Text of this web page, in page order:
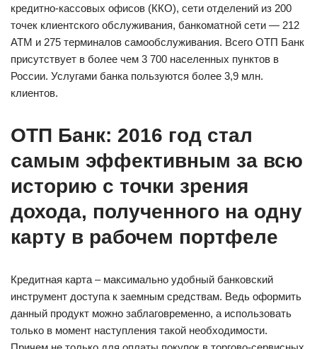
кредитно-кассовых офисов (ККО), сети отделений из 200
точек клиентского обслуживания, банкоматной сети — 212
АТМ и 275 терминалов самообслуживания. Всего ОТП Банк
присутствует в более чем 3 700 населенных пунктов в
России. Услугами банка пользуются более 3,9 млн.
клиентов.
ОТП Банк: 2016 год стал
самым эффективным за всю
историю с точки зрения
дохода, полученного на одну
карту в рабочем портфеле
Кредитная карта – максимально удобный банковский
инструмент доступа к заемным средствам. Ведь оформить
данный продукт можно заблаговременно, а использовать
только в момент наступления такой необходимости.